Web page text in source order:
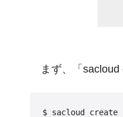
まず、「sacloud